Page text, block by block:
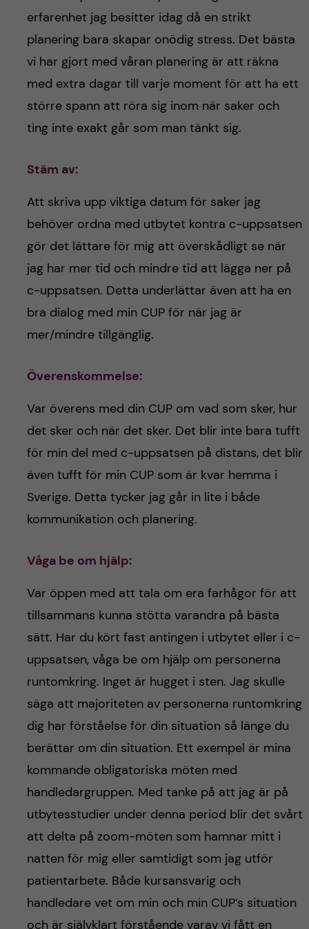
erfarenhet jag besitter idag då en strikt
planering bara skapar onödig stress. Det bästa
vi har gjort med våran planering är att räkna
med extra dagar till varje moment för att ha ett
större spann att röra sig inom när saker och
ting inte exakt går som man tänkt sig.
Stäm av:
Att skriva upp viktiga datum för saker jag
behöver ordna med utbytet kontra c-uppsatsen
gör det lättare för mig att överskådligt se när
jag har mer tid och mindre tid att lägga ner på
c-uppsatsen. Detta underlättar även att ha en
bra dialog med min CUP för när jag är
mer/mindre tillgänglig.
Överenskommelse:
Var överens med din CUP om vad som sker, hur
det sker och när det sker. Det blir inte bara tufft
för min del med c-uppsatsen på distans, det blir
även tufft för min CUP som är kvar hemma i
Sverige. Detta tycker jag går in lite i både
kommunikation och planering.
Våga be om hjälp:
Var öppen med att tala om era farhågor för att
tillsammans kunna stötta varandra på bästa
sätt. Har du kört fast antingen i utbytet eller i c-
uppsatsen, våga be om hjälp om personerna
runtomkring. Inget är hugget i sten. Jag skulle
säga att majoriteten av personerna runtomkring
dig har förståelse för din situation så länge du
berättar om din situation. Ett exempel är mina
kommande obligatoriska möten med
handledargruppen. Med tanke på att jag är på
utbytesstudier under denna period blir det svårt
att delta på zoom-möten som hamnar mitt i
natten för mig eller samtidigt som jag utför
patientarbete. Både kursansvarig och
handledare vet om min och min CUP’s situation
och är självklart förstående varav vi fått en